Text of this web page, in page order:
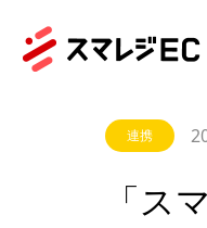
連携
「ス